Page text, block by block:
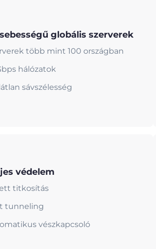
globális szerverek
több mint 100 országban
hálózatok
sávszélesség
védelem
titkosítás
tunneling
vészkapcsoló